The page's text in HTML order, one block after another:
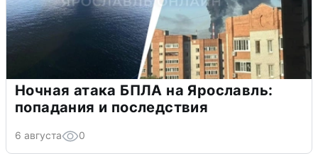
Ночная атака БПЛА на Ярославль:
попадания и последствия
6 августа 0